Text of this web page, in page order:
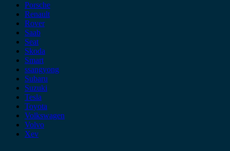
Porsche
Renault
Rover
Saab
Seat
Skoda
Smart
ssangyong
Subaru
Suzuki
Tesla
Toyota
Volkswagen
Volvo
Xev